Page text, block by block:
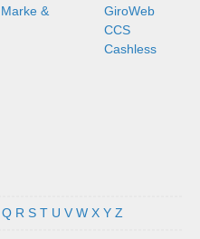
GiroWeb
CCS
Cashless
Q R S T U V W X Y Z